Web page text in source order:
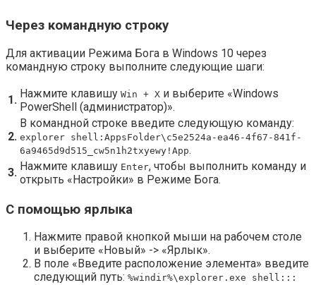
Через командную строку
Для активации Режима Бога в Windows 10 через
командную строку выполните следующие шаги:
1. Нажмите клавишу Win + X и выберите «Windows
PowerShell (администратор)».
2.
В командной строке введите следующую команду:
explorer shell:AppsFolder\c5e2524a-ea46-4f67-841f-
6a9465d9d515_cw5n1h2txyewy!App.
3. Нажмите клавишу Enter, чтобы выполнить команду и
открыть «Настройки» в Режиме Бога.
С помощью ярлыка
Нажмите правой кнопкой мыши на рабочем столе
и выберите «Новый» -> «Ярлык».
В поле «Введите расположение элемента» введите
следующий путь: %windir%\explorer.exe shell:::